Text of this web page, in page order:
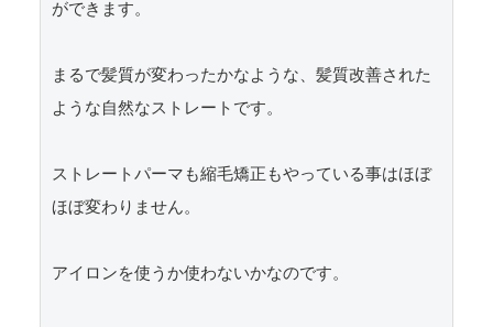
ができます。
まるで髪質が変わったかなような、髪質改善された
ような自然なストレートです。
ストレートパーマも縮毛矯正もやっている事はほぼ
ほぼ変わりません。
アイロンを使うか使わないかなのです。